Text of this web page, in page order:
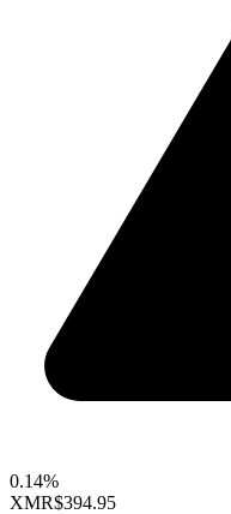
0.14%
XMR$394.95